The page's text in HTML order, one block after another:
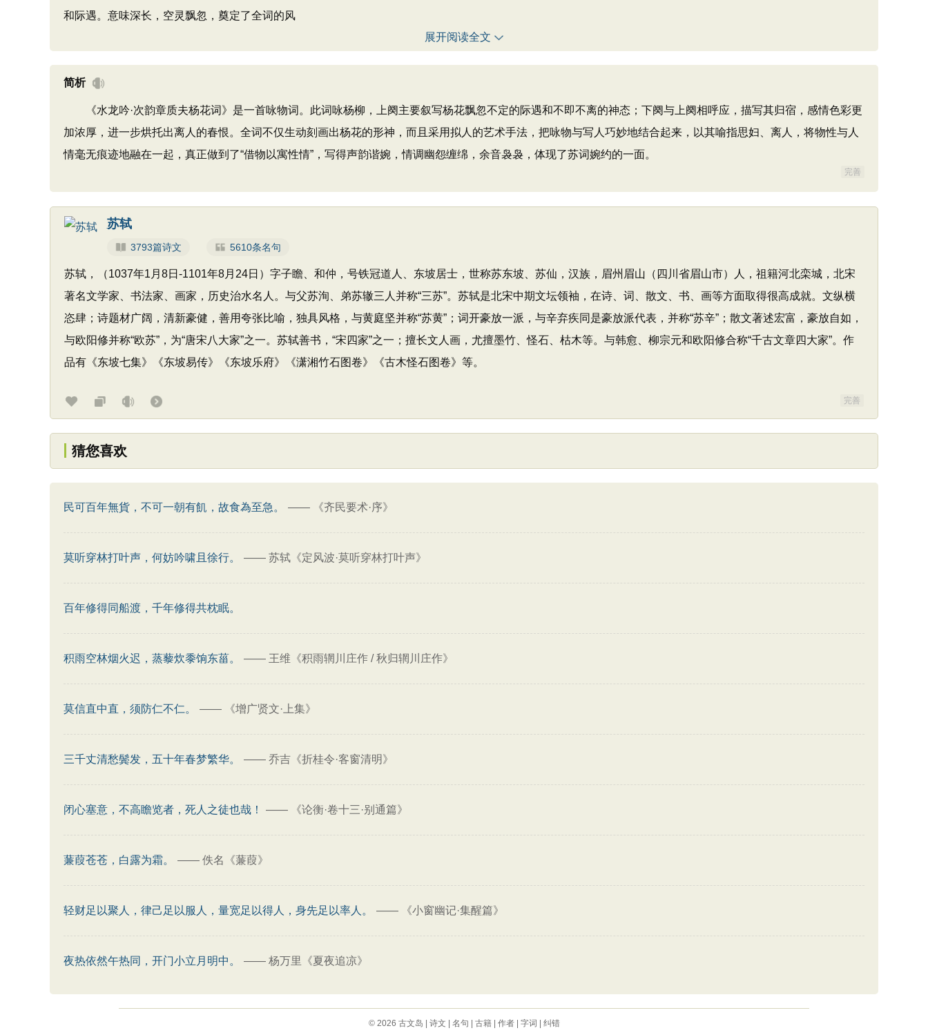
和际遇。意味深长，空灵飘忽，奠定了全词的风
展开阅读全文
简析
《水龙吟·次韵章质夫杨花词》是一首咏物词。此词咏杨柳，上阕主要叙写杨花飘忽不定的际遇和不即不离的神态；下阕与上阕相呼应，描写其归宿，感情色彩更
加浓厚，进一步烘托出离人的春恨。全词不仅生动刻画出杨花的形神，而且采用拟人的艺术手法，把咏物与写人巧妙地结合起来，以其喻指思妇、离人，将物性与人
情毫无痕迹地融在一起，真正做到了“借物以寓性情”，写得声韵谐婉，情调幽怨缠绵，余音袅袅，体现了苏词婉约的一面。
完善
苏轼
3793篇诗文 5610条名句
苏轼，（1037年1月8日-1101年8月24日）字子瞻、和仲，号铁冠道人、东坡居士，世称苏东坡、苏仙，汉族，眉州眉山（四川省眉山市）人，祖籍河北栾城，北宋
著名文学家、书法家、画家，历史治水名人。与父苏洵、弟苏辙三人并称“三苏”。苏轼是北宋中期文坛领袖，在诗、词、散文、书、画等方面取得很高成就。文纵横
恣肆；诗题材广阔，清新豪健，善用夸张比喻，独具风格，与黄庭坚并称“苏黄”；词开豪放一派，与辛弃疾同是豪放派代表，并称“苏辛”；散文著述宏富，豪放自如，
与欧阳修并称“欧苏”，为“唐宋八大家”之一。苏轼善书，“宋四家”之一；擅长文人画，尤擅墨竹、怪石、枯木等。与韩愈、柳宗元和欧阳修合称“千古文章四大家”。作
品有《东坡七集》《东坡易传》《东坡乐府》《潇湘竹石图卷》《古木怪石图卷》等。
完善
猜您喜欢
民可百年無貨，不可一朝有飢，故食為至急。 —— 《齐民要术·序》
莫听穿林打叶声，何妨吟啸且徐行。 —— 苏轼《定风波·莫听穿林打叶声》
百年修得同船渡，千年修得共枕眠。
积雨空林烟火迟，蒸藜炊黍饷东菑。 —— 王维《积雨辋川庄作 / 秋归辋川庄作》
莫信直中直，须防仁不仁。 —— 《增广贤文·上集》
三千丈清愁鬓发，五十年春梦繁华。 —— 乔吉《折桂令·客窗清明》
闭心塞意，不高瞻览者，死人之徒也哉！ —— 《论衡·卷十三·别通篇》
蒹葭苍苍，白露为霜。 —— 佚名《蒹葭》
轻财足以聚人，律己足以服人，量宽足以得人，身先足以率人。 —— 《小窗幽记·集醒篇》
夜热依然午热同，开门小立月明中。 —— 杨万里《夏夜追凉》
© 2026 古文岛 诗文 名句 古籍| 作者| 字词 纠错